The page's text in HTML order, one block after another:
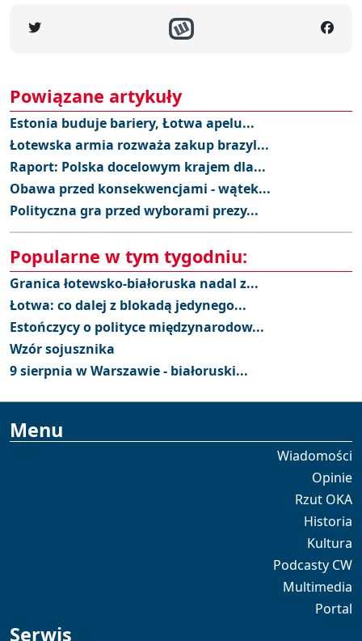
Powiązane artykuły
Estonia buduje bariery, Łotwa apelu...
Łotewska armia rozważa zakup brazyl...
Raport: Polska docelowym krajem dla...
Obawa przed konsekwencjami - wątek...
Polityczna gra przed wyborami prezy...
Popularne w tym tygodniu:
Granica łotewsko-białoruska nadal z...
Łotwa: co dalej z blokadą jedynego...
Estończycy o polityce międzynarodow...
Wzór sojusznika
9 sierpnia w Warszawie - białoruski...
Menu
Wiadomości
Opinie
Rzut OKA
Historia
Kultura
Podcasty CW
Multimedia
Portal
Serwis